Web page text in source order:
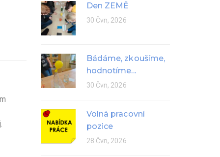
Den ZEMĚ
30 Čvn, 2026
Bádáme, zkoušíme,
hodnotíme...
30 Čvn, 2026
Volná pracovní
pozice
28 Čvn, 2026